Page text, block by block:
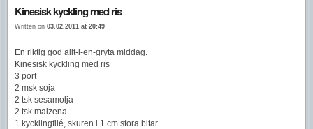
Kinesisk kyckling med ris
Written on 03.02.2011 at 20:49
En riktig god allt-i-en-gryta middag.
Kinesisk kyckling med ris
3 port
2 msk soja
2 tsk sesamolja
2 tsk maizena
1 kycklingfilé, skuren i 1 cm stora bitar